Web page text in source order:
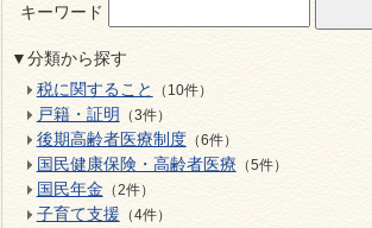
キーワード
▼分類から探す
税に関すること
（10件）
戸籍・証明 （3件）
後期高齢者医療制度（6件）
国民健康保険・高齢者医療 （5件）
国民年金 （2件）
子育て支援 （4件）